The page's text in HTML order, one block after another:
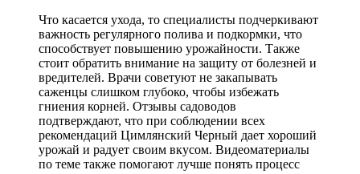
Что касается ухода, то специалисты подчеркивают
важность регулярного полива и подкормки, что
способствует повышению урожайности. Также
стоит обратить внимание на защиту от болезней и
вредителей. Врачи советуют не закапывать
саженцы слишком глубоко, чтобы избежать
гниения корней. Отзывы садоводов
подтверждают, что при соблюдении всех
рекомендаций Цимлянский Черный дает хороший
урожай и радует своим вкусом. Видеоматериалы
по теме также помогают лучше понять процесс